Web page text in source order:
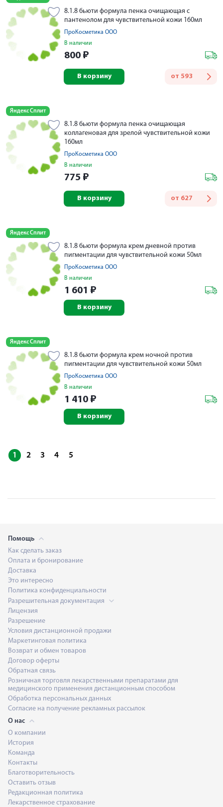
8.1.8 бьюти формула пенка очищающая с
пантенолом для чувствительной кожи 160мл
ПроКосметика ООО
В наличии
800 ₽
от 593
В корзину
Яндекс Сплит
8.1.8 бьюти формула пенка очищающая
коллагеновая для зрелой чувствительной кожи
160мл
ПроКосметика ООО
В наличии
775 ₽
от 627
В корзину
Яндекс Сплит
8.1.8 бьюти формула крем дневной против
пигментации для чувствительной кожи 50мл
ПроКосметика ООО
В наличии
1 601 ₽
В корзину
Яндекс Сплит
8.1.8 бьюти формула крем ночной против
пигментации для чувствительной кожи 50мл
ПроКосметика ООО
В наличии
1 410 ₽
В корзину
1 2 3 4 5
Помощь
Как сделать заказ
Оплата и бронирование
Доставка
Это интересно
Политика конфиденциальности
Разрешительная документация
Лицензия
Разрешение
Условия дистанционной продажи
Маркетинговая политика
Возврат и обмен товаров
Договор оферты
Обратная связь
Розничная торговля лекарственными препаратами для
медицинского применения дистанционным способом
Обработка персональных данных
Согласие на получение рекламных рассылок
О нас
О компании
История
Команда
Контакты
Благотворительность
Оставить отзыв
Редакционная политика
Лекарственное страхование